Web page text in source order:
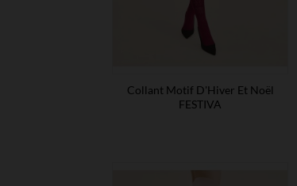
Collant Motif D'Hiver Et Noël
FESTIVA